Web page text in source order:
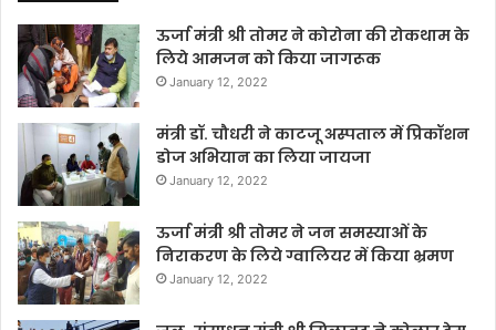
ऊर्जा मंत्री श्री तोमर ने कोरोना की रोकथाम के
लिये आमजन को किया जागरूक
January 12, 2022
मंत्री डॉ. चौधरी ने काटजू अस्पताल में प्रिकॉशन
डोज अभियान का लिया जायजा
January 12, 2022
ऊर्जा मंत्री श्री तोमर ने जन समस्याओं के
निराकरण के लिये ग्वालियर में किया भ्रमण
January 12, 2022